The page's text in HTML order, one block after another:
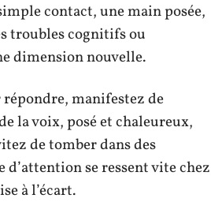
contact, une main posée,
troubles cognitifs ou
dimension nouvelle.
répondre, manifestez de
la voix, posé et chaleureux,
de tomber dans des
se ressent vite chez
à l’écart.